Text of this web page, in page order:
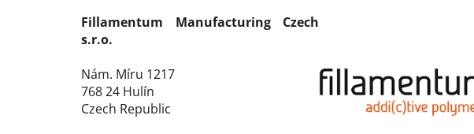
Fillamentum Manufacturing Czech
s.r.o.
Nám. Míru 1217
768 24 Hulín
Czech Republic